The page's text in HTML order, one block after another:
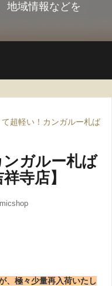
地域情報などを
て超軽い！カンガルー札ば
ガルー札ば
寺店】
micshop
、極々少量再入荷いたし